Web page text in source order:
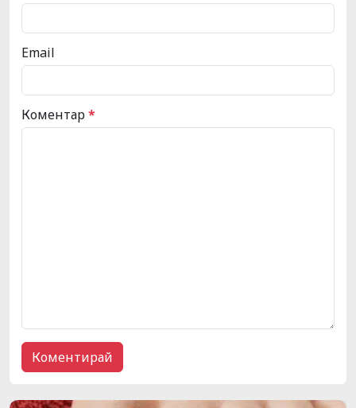
Email
Коментар*